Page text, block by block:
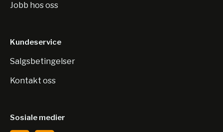
Jobb hos oss
Kundeservice
Salgsbetingelser
Kontakt oss
Sosiale medier